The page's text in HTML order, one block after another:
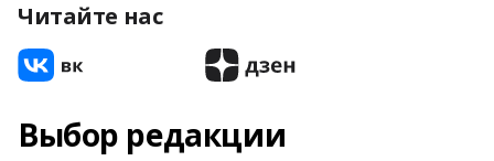
Читайте нас
Выбор редакции